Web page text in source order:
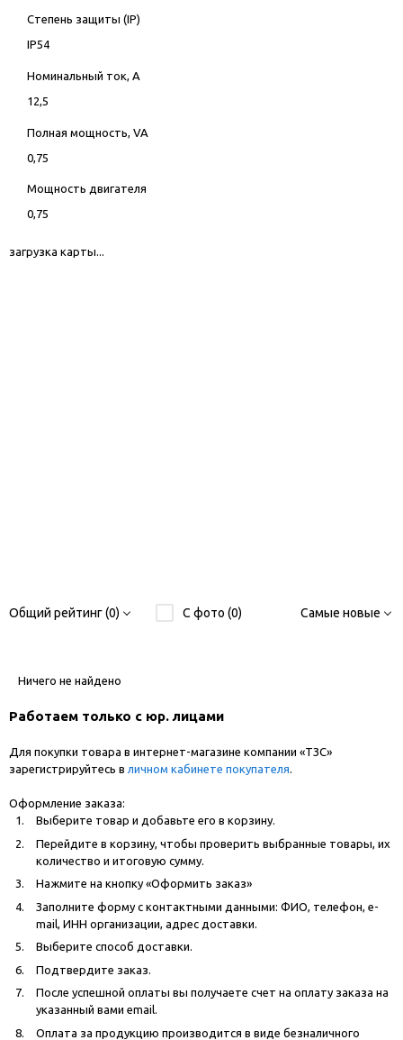
Степень защиты (IP)
IP54
Номинальный ток, А
12,5
Полная мощность, VA
0,75
Мощность двигателя
0,75
загрузка карты...
Общий рейтинг (0) С фото (0) Самые новые
Ничего не найдено
Работаем только с юр. лицами
Для покупки товара в интернет-магазине компании «ТЗС»
зарегистрируйтесь в личном кабинете покупателя.
Оформление заказа:
Выберите товар и добавьте его в корзину.
Перейдите в корзину, чтобы проверить выбранные товары, их
количество и итоговую сумму.
Нажмите на кнопку «Оформить заказ»
Заполните форму с контактными данными: ФИО, телефон, e-
mail, ИНН организации, адрес доставки.
Выберите способ доставки.
Подтвердите заказ.
После успешной оплаты вы получаете счет на оплату заказа на
указанный вами email.
Оплата за продукцию производится в виде безналичного